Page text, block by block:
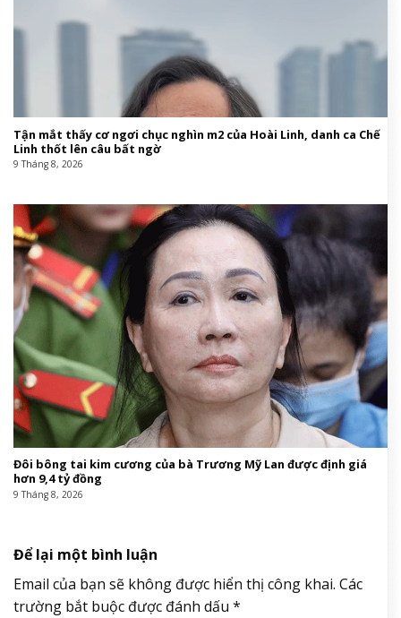
Tận mắt thấy cơ ngơi chục nghìn m2 của Hoài Linh, danh ca Chế
Linh thốt lên câu bất ngờ
9 Tháng 8, 2026
Đôi bông tai kim cương của bà Trương Mỹ Lan được định giá
hơn 9,4 tỷ đồng
9 Tháng 8, 2026
Để lại một bình luận
Email của bạn sẽ không được hiển thị công khai. Các
trường bắt buộc được đánh dấu *